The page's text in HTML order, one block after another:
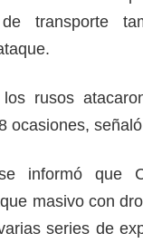
de transporte
rusos
ocasiones,
informó que
masivo con
series de